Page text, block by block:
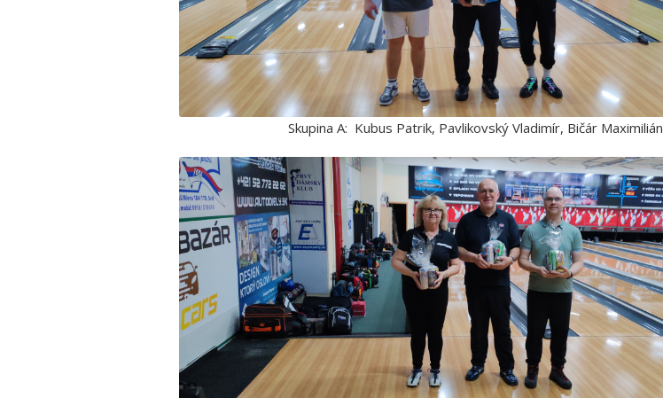
Skupina A: Kubus Patrik, Pavlikovský Vladimír, Bičár Maximilián